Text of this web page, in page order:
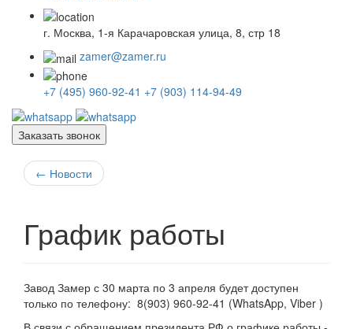
г. Москва, 1-я Карачаровская улица, 8, стр 18
zamer@zamer.ru
+7 (495) 960-92-41 +7 (903) 114-94-49
Заказать звонок
← Новости
График работы
Завод Замер с 30 марта по 3 апреля будет доступен
только по телефону: 8(903) 960-92-41 (WhatsApp, Viber )